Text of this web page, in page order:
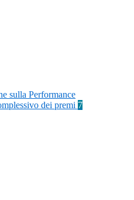
sulla Performance
dei premi 7